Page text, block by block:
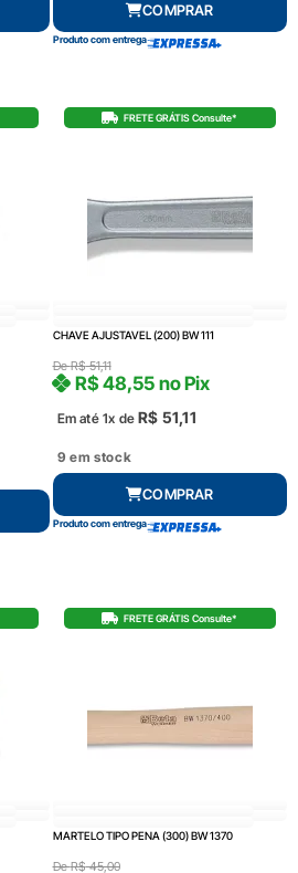
COMPRAR
Produto com entrega
FRETE GRÁTIS Consulte*
CHAVE AJUSTAVEL (200) BW 111
DeR$51,11
Em até 1x de R$ 51,11
R$48,55 no Pix
9 em stock
COMPRAR
Produto com entrega
FRETE GRÁTIS Consulte*
MARTELO TIPO PENA (300) BW 1370
DeR$45,00